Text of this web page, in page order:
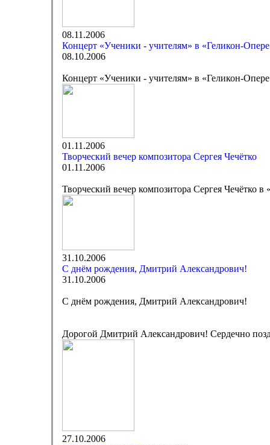
08.11.2006
Концерт «Ученики - учителям» в «Геликон-
08.10.2006
Концерт «Ученики - учителям» в «Геликон-
01.11.2006
Творческий вечер композитора Сергея Чечётко
01.11.2006
Творческий вечер композитора Сергея Чечётко в
31.10.2006
C днём рождения, Дмитрий Александрович!
31.10.2006
C днём рождения, Дмитрий Александрович!
Дорогой Дмитрий Александрович! Сердечно
27.10.2006